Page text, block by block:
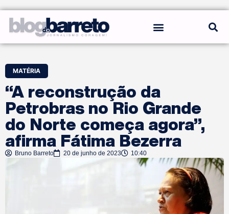
MATÉRIA
“A reconstrução da
Petrobras no Rio Grande
do Norte começa agora”,
afirma Fátima Bezerra
Bruno Barreto 20 de junho de 2023 10:40